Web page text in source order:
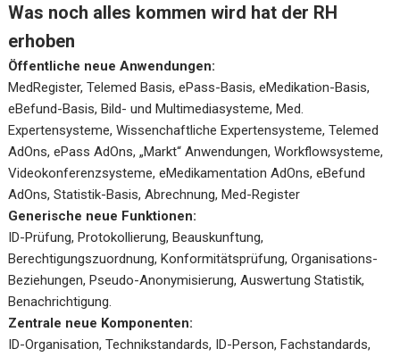
Was noch alles kommen wird hat der RH
erhoben
Öffentliche neue Anwendungen:
MedRegister, Telemed Basis, ePass-Basis, eMedikation-Basis,
eBefund-Basis, Bild- und Multimediasysteme, Med.
Expertensysteme, Wissenchaftliche Expertensysteme, Telemed
AdOns, ePass AdOns, „Markt“ Anwendungen, Workflowsysteme,
Videokonferenzsysteme, eMedikamentation AdOns, eBefund
AdOns, Statistik-Basis, Abrechnung, Med-Register
Generische neue Funktionen:
ID-Prüfung, Protokollierung, Beauskunftung,
Berechtigungszuordnung, Konformitätsprüfung, Organisations-
Beziehungen, Pseudo-Anonymisierung, Auswertung Statistik,
Benachrichtigung.
Zentrale neue Komponenten:
ID-Organisation, Technikstandards, ID-Person, Fachstandards,